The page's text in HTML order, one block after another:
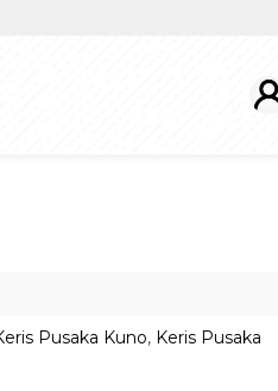
Pusaka Kuno, Keris Pusaka